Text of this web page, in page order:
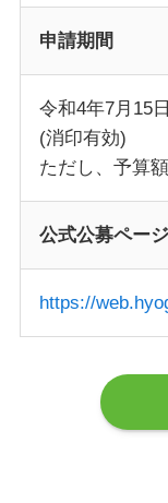
申請期間
令和4年7月15
(消印有効)
ただし、予算
公式公募ページ
https://